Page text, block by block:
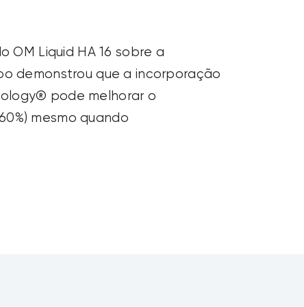
Liquid HA 16 sobre a
demonstrou que a incorporação
pode melhorar o
mesmo quando